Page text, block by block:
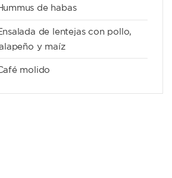
de habas
de lentejas con pollo,
y maíz
molido